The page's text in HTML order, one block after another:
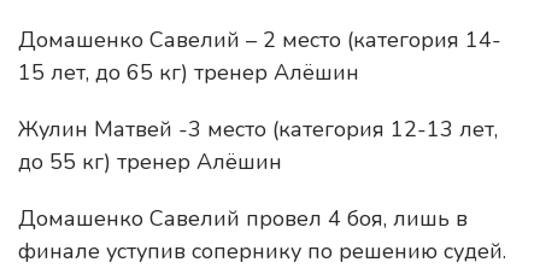
Домашенко Савелий – 2 место (категория 14-
15 лет, до 65 кг) тренер Алёшин
Жулин Матвей -3 место (категория 12-13 лет,
до 55 кг) тренер Алёшин
Домашенко Савелий провел 4 боя, лишь в
финале уступив сопернику по решению судей.